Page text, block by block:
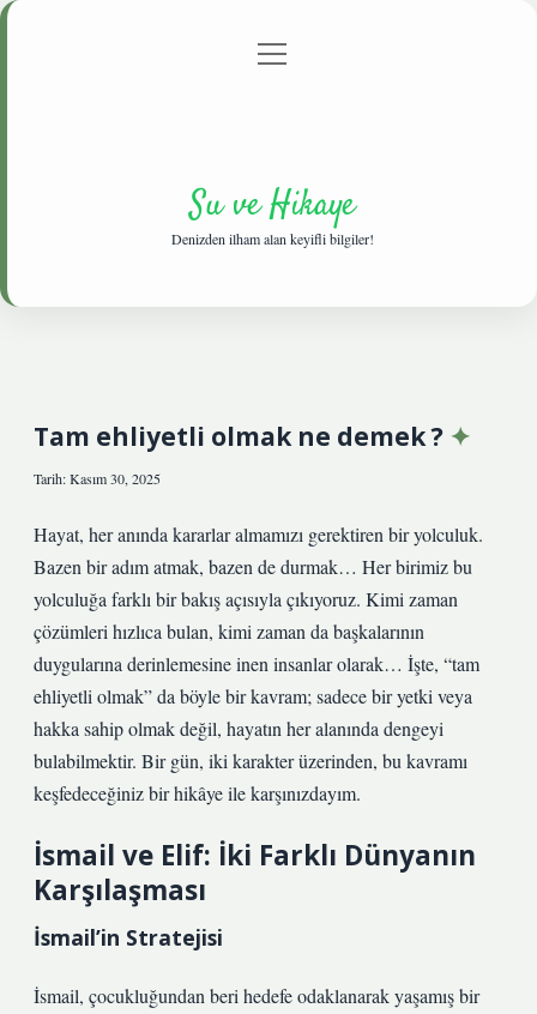
Gizlilik Politikası
menüyü
Su ve Hikaye
Denizden ilham alan keyifli bilgiler!
Tam ehliyetli olmak ne demek ?
Tarih: Kasım 30, 2025
Hayat, her anında kararlar almamızı gerektiren bir yolculuk.
Bazen bir adım atmak, bazen de durmak… Her birimiz bu
yolculuğa farklı bir bakış açısıyla çıkıyoruz. Kimi zaman
çözümleri hızlıca bulan, kimi zaman da başkalarının
duygularına derinlemesine inen insanlar olarak… İşte, “tam
ehliyetli olmak” da böyle bir kavram; sadece bir yetki veya
hakka sahip olmak değil, hayatın her alanında dengeyi
bulabilmektir. Bir gün, iki karakter üzerinden, bu kavramı
keşfedeceğiniz bir hikâye ile karşınızdayım.
İsmail ve Elif: İki Farklı Dünyanın
Karşılaşması
İsmail’in Stratejisi
İsmail, çocukluğundan beri hedefe odaklanarak yaşamış bir